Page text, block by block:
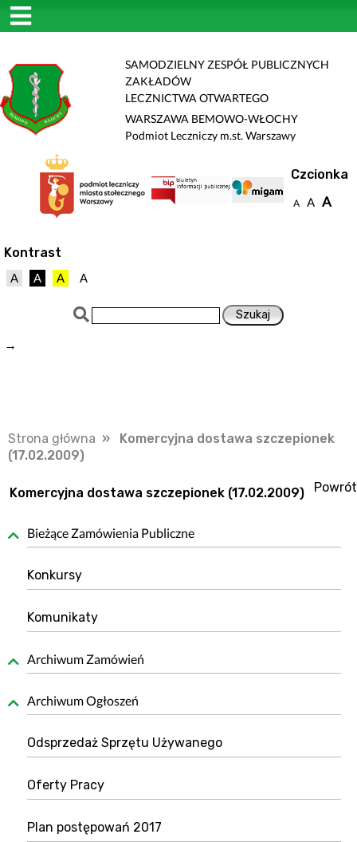
SAMODZIELNY ZESPÓŁ PUBLICZNYCH
ZAKŁADÓW
LECZNICTWA OTWARTEGO
WARSZAWA BEMOWO-WŁOCHY
Podmiot Leczniczy m.st. Warszawy
Czcionka
A A A
Kontrast
A A A A
→
Strona główna » Komercyjna dostawa szczepionek
(17.02.2009)
Powrót
Komercyjna dostawa szczepionek (17.02.2009)
Bieżące Zamówienia Publiczne
Konkursy
Komunikaty
Archiwum Zamówień
Archiwum Ogłoszeń
Odsprzedaż Sprzętu Używanego
Oferty Pracy
Plan postępowań 2017